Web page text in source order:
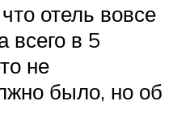
отель вовсе
всего в 5
не
было, но об